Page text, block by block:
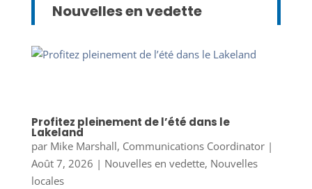
Nouvelles en vedette
Profitez pleinement de l’été dans le
Lakeland
par Mike Marshall, Communications Coordinator|
Août 7, 2026 | Nouvelles en vedette, Nouvelles
locales